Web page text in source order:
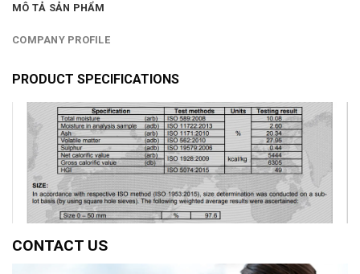
MÔ TẢ SẢN PHẨM
COMPANY PROFILE
PRODUCT SPECIFICATIONS
CONTACT US